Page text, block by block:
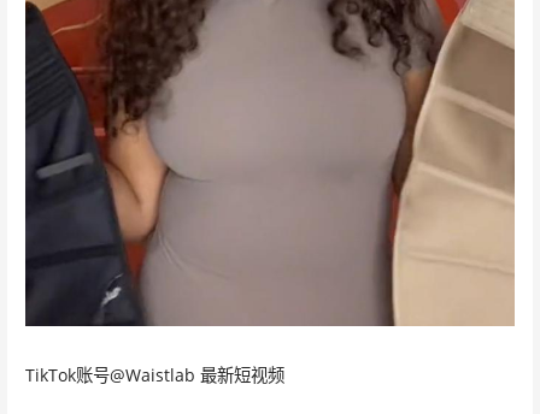
TikTok账号@Waistlab 最新短视频